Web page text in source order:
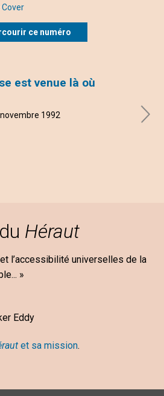
ce numéro
est venue là où
1992
Héraut
et l’accessibilité universelles de la
»
et sa mission.